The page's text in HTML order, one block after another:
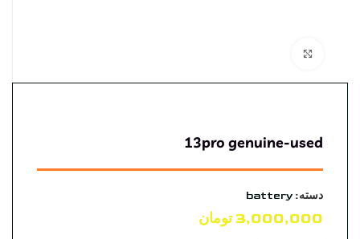
13pro genuine-used
دسته: battery
3,000,000تومان